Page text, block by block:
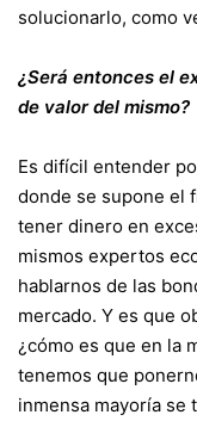
solucionarlo, como
¿Será entonces el
de valor del mismo?
Es difícil entender
donde se supone el
tener dinero en
mismos expertos
hablarnos de las
mercado. Y es que
¿cómo es que en la
tenemos que
inmensa mayoría se